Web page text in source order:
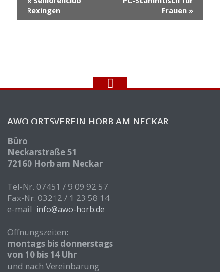
Navigation
Rexingen
Frauen »
AWO ORTSVEREIN HORB AM NECKAR
Büro
Neckarstraße 51
72160 Horb am Neckar
Tel-Nr. 07451 / 9 09 92 57
Fax-Nr. 03212 / 1 23 58 14
e-mail info@awo-horb.de
Öffnungszeiten:
montags bis donnerstags
von 10 bis 14 Uhr
und nach Vereinbarung